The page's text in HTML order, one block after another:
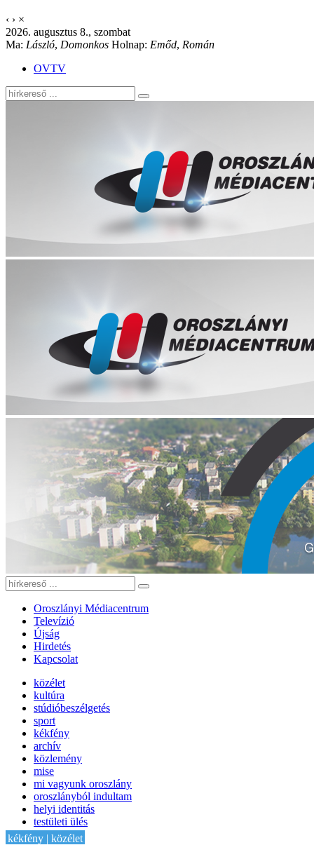
‹ › ×
2026. augusztus 8., szombat
Ma: László, Domonkos Holnap: Emőd, Román
OVTV
Oroszlányi Médiacentrum
Televízió
Újság
Hirdetés
Kapcsolat
közélet
kultúra
stúdióbeszélgetés
sport
kékfény
archív
közlemény
mise
mi vagyunk oroszlány
oroszlányból indultam
helyi identitás
testületi ülés
IT-HON
kékfény | közélet